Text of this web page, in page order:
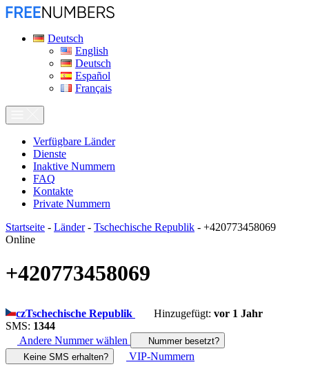
Deutsch
English
Deutsch
Español
Français
Verfügbare Länder
Dienste
Inaktive Nummern
FAQ
Kontakte
Private Nummern
Startseite - Länder- Tschechische Republik - +420773458069
Online
+420773458069
czTschechische Republik Hinzugefügt: vor 1 Jahr
SMS: 1344
Andere Nummer wählen
Nummer besetzt?
Keine SMS erhalten?
VIP-Nummern